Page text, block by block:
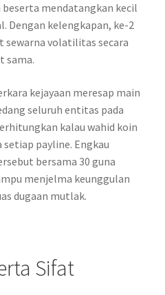
mendatangkan kecil
kelengkapan, ke-2
sewarna volatilitas secara
sama.
kejayaan meresap main
seluruh entitas pada
kalau wahid koin
payline. Engkau
bersama 30 guna
menjelma keunggulan
dugaan mutlak.
Sifat